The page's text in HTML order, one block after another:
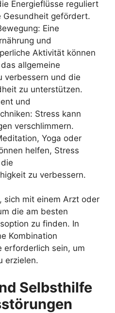
Energieflüsse reguliert
Gesundheit gefördert.
Eine
und
Aktivität können
allgemeine
verbessern und die
zu unterstützen.
und
Stress kann
verschlimmern.
Yoga oder
helfen, Stress
zu verbessern.
sich mit einem Arzt oder
die am besten
zu finden. In
Kombination
erforderlich sein, um
erzielen.
Selbsthilfe